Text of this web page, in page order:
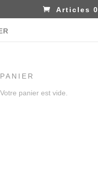
Articles 0
PANIER
Votre panier est vide.